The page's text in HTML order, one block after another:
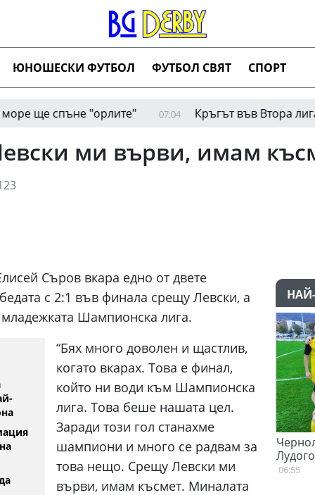
ЮНОШЕСКИ ФУТБОЛ ФУТБОЛ СВЯТ СПОРТ
спъне "орлите" 07:04 Кръгът във Втора лига
ми върви, имам
Съров вкара едно от двете
с 2:1 във финала срещу Левски, а
младежката Шампионска лига.
“Бях много доволен и щастлив,
когато вкарах. Това е финал,
който ни води към Шампионска
лига. Това беше нашата цел.
Заради този гол станахме
шампиони и много се радвам за
това нещо. Срещу Левски ми
върви, имам късмет. Миналата
Феран Торес е казал "да" на Пари Сен
Жермен
07.08.2026 06:55